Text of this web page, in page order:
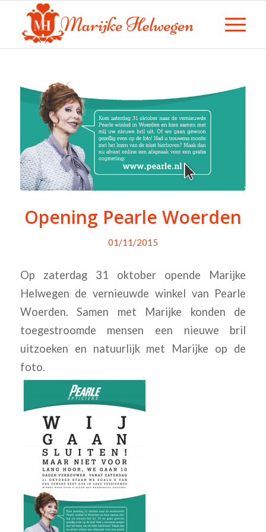
Opening Pearle Woerden
01/11/2015
Op zaterdag 31 oktober opende Marijke
Helwegen de vernieuwde winkel van Pearle
Woerden. Samen met Marijke konden de
toegestroomde mensen een nieuwe bril
uitzoeken en natuurlijk met Marijke op de
foto.